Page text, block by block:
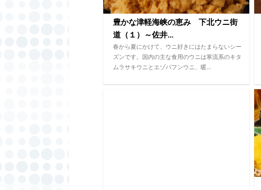
豊かな津軽海峡の恵み 下北ウニ街
道（１）～佐井...
春から夏にかけて、ウニ好きにはたまらないシー
ズンです。国内の主な食用のウニは寒流系のキタ
ムラサキウニとエゾバフンウニ、暖…